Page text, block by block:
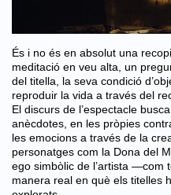
És i no és en absolut una
meditació en veu alta, un
del titella, la seva condició
reproduir la vida a través del
El discurs de l’espectacle
anècdotes, en les pròpies
les emocions a través de la
personatges com la Dona del
ego simbòlic de l’artista —com
manera real en què els titelles